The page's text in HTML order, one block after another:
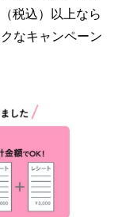
税込）以上なら
なキャンペーン